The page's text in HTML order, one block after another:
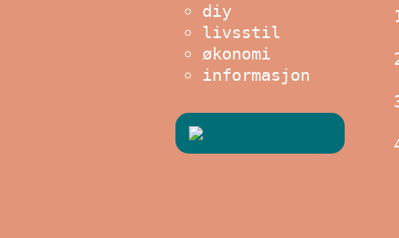
diy
livsstil
økonomi
informasjon